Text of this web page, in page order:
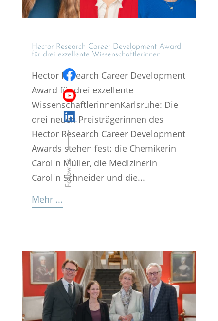
Hector Research Career Develo­p­ment Award
für drei exzel­lente Wissenschaftlerinnen
Hector Research Career Development
Award für drei exzellente
WissenschaftlerinnenKarlsruhe: Die
drei neuen Preisträgerinnen des
Hector Research Career Development
Awards stehen fest: die Chemikerin
Carolin Müller, die Medizinerin
Carolin Schneider und die...
Mehr ...
Follow us